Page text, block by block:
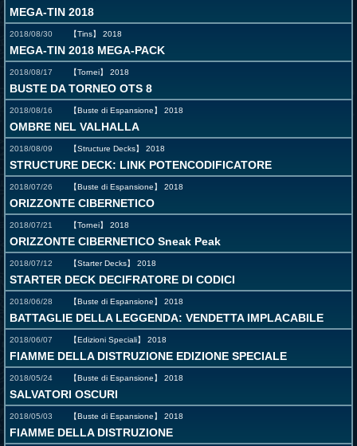
MEGA-TIN 2018
2018/08/30 【Tins】 2018
MEGA-TIN 2018 MEGA-PACK
2018/08/17 【Tornei】 2018
BUSTE DA TORNEO OTS 8
2018/08/16 【Buste di Espansione】 2018
OMBRE NEL VALHALLA
2018/08/09 【Structure Decks】 2018
STRUCTURE DECK: LINK POTENCODIFICATORE
2018/07/26 【Buste di Espansione】 2018
ORIZZONTE CIBERNETICO
2018/07/21 【Tornei】 2018
ORIZZONTE CIBERNETICO Sneak Peak
2018/07/12 【Starter Decks】 2018
STARTER DECK DECIFRATORE DI CODICI
2018/06/28 【Buste di Espansione】 2018
BATTAGLIE DELLA LEGGENDA: VENDETTA IMPLACABILE
2018/06/07 【Edizioni Speciali】 2018
FIAMME DELLA DISTRUZIONE EDIZIONE SPECIALE
2018/05/24 【Buste di Espansione】 2018
SALVATORI OSCURI
2018/05/03 【Buste di Espansione】 2018
FIAMME DELLA DISTRUZIONE